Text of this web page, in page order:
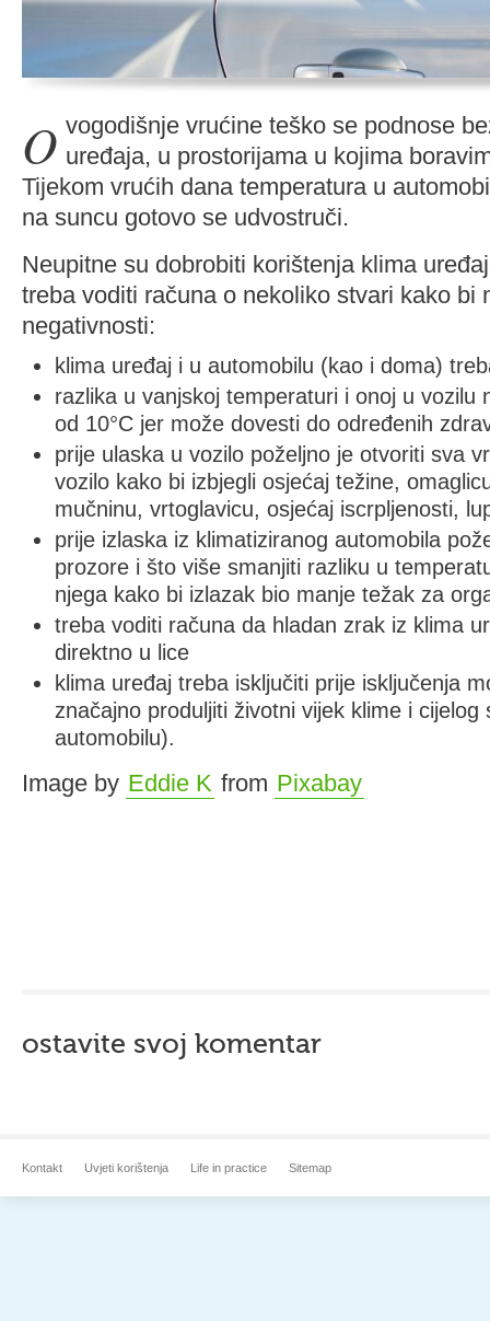
Ovogodišnje vrućine teško se podnose bez korištenja klima uređaja, u prostorijama u kojima
Tijekom vrućih dana temperatura u
na suncu gotovo se udvostruči.
Neupitne su dobrobiti korištenja klima
treba voditi računa o nekoliko stvari kako bi
negativnosti:
klima uređaj i u automobilu (kao i doma)
razlika u vanjskoj temperaturi i onoj u vozilu
od 10°C jer može dovesti do određenih
prije ulaska u vozilo poželjno je otvoriti sva
vozilo kako bi izbjegli osjećaj težine,
mučninu, vrtoglavicu, osjećaj iscrpljenosti,
prije izlaska iz klimatiziranog automobila
prozore i što više smanjiti razliku u
njega kako bi izlazak bio manje težak za
treba voditi računa da hladan zrak iz klima
direktno u lice
klima uređaj treba isključiti prije isključenja
značajno produljiti životni vijek klime i cijelog
automobilu).
Image by Eddie K from Pixabay
ostavite svoj komentar
Kontakt Uvjeti korištenja Life in practice Sitemap